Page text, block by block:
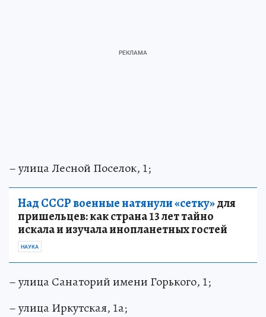
– улица Лесной Поселок, 1;
Над СССР военные натянули «сетку»для
пришельцев: как страна 13 лет тайно
искала и изучала инопланетных гостей
НАУКА
– улица Санаторий имени Горького, 1;
– улица Иркутская, 1а;